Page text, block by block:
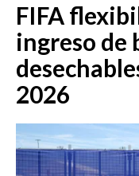
FIFA
ingreso de
2026